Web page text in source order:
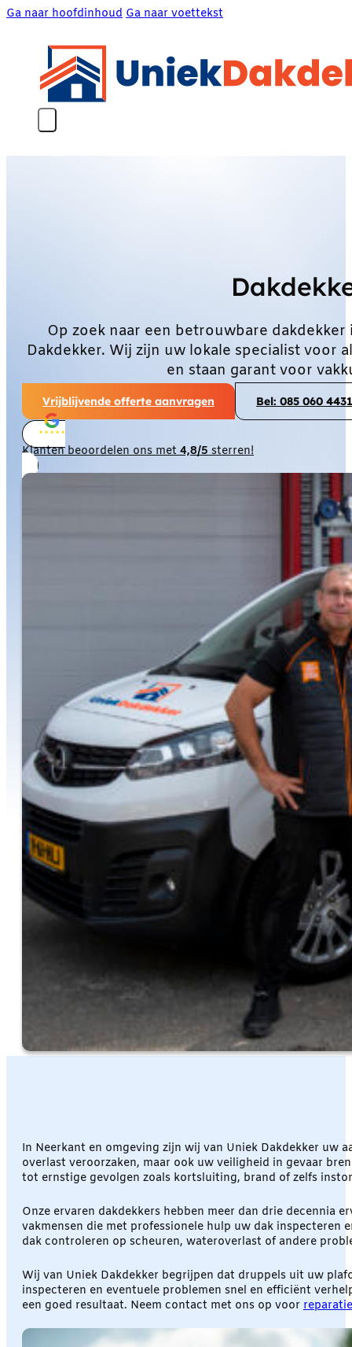
Ga naar hoofdinhoud Ga naar voettekst
Op zoek naar een betrouwbare
Dakdekker. Wij zijn uw lokale specialist voor
en staan garant voor
Vrijblijvende offerte aanvragen Bel: 085 060 4431
Klanten beoordelen ons met4,8/5sterren!
In Neerkant en omgeving zijn wij van Uniek Dakdekker uw
overlast veroorzaken, maar ook uw veiligheid in gevaar
tot ernstige gevolgen zoals kortsluiting, brand of zelfs
Onze ervaren dakdekkers hebben meer dan drie decennia
vakmensen die met professionele hulp uw dak
dak controleren op scheuren, wateroverlast of andere
Wij van Uniek Dakdekker begrijpen dat druppels uit uw
inspecteren en eventuele problemen snel en efficiënt
een goed resultaat. Neem contact met ons op voor reparatie